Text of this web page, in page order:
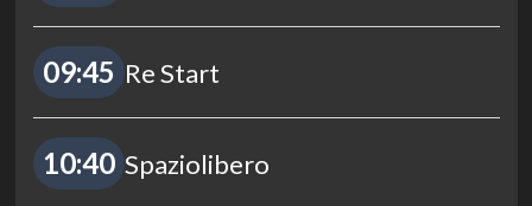
09:45 Re Start
10:40 Spaziolibero